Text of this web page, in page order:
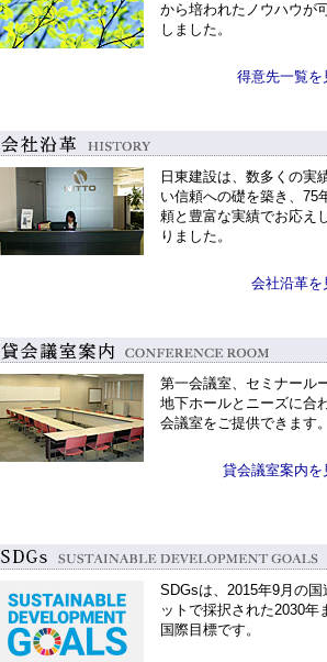
から培われたノウハウが
しました。
得意先一覧を
日東建設は、数多くの実
い信頼への礎を築き、 75
頼と豊富な実績でお応え
りました。
会社沿革を
第一会議室、セミナール
地下ホールとニーズに合
会議室をご提供できます。
貸会議室案内を
SDGsは、2015年9月の国
ットで採択された2030年
国際目標です。